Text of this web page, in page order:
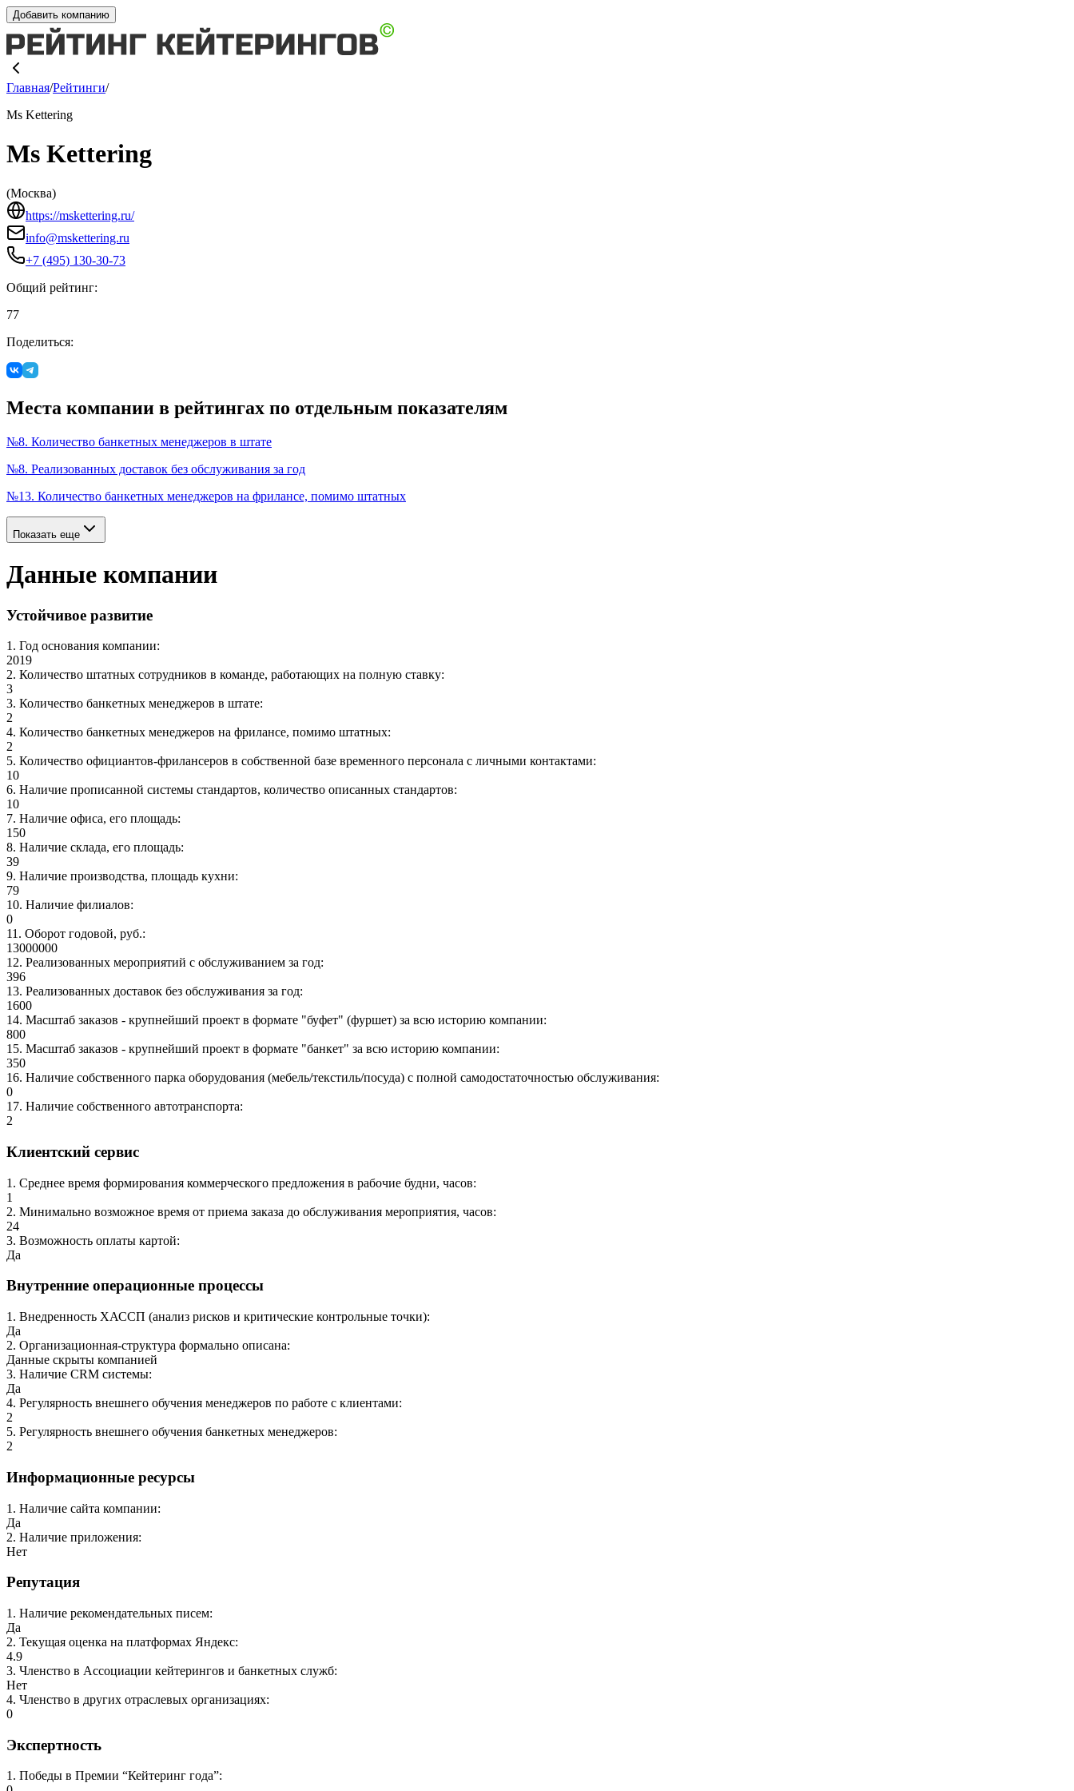
Добавить компанию
Главная/Рейтинги/
Ms Kettering
Ms Kettering
(Москва)
https://mskettering.ru/
info@mskettering.ru
+7 (495) 130-30-73
Общий рейтинг:
77
Поделиться:
Места компании в рейтингах по отдельным показателям
№8. Количество банкетных менеджеров в штате
№8. Реализованных доставок без обслуживания за год
№13. Количество банкетных менеджеров на фрилансе, помимо штатных
Показать еще
Данные компании
Устойчивое развитие
1 . Год основания компании:
2019
2. Количество штатных сотрудников в команде, работающих на полную ставку:
3
3. Количество банкетных менеджеров в штате:
2
4. Количество банкетных менеджеров на фрилансе, помимо штатных:
2
5. Количество официантов-фрилансеров в собственной базе временного персонала с личными контактами:
10
6. Наличие прописанной системы стандартов, количество описанных стандартов:
10
7. Наличие офиса, его площадь:
150
8. Наличие склада, его площадь:
39
9. Наличие производства, площадь кухни:
79
10. Наличие филиалов:
0
11 . Оборот годовой, руб.:
13000000
12. Реализованных мероприятий с обслуживанием за год:
396
13. Реализованных доставок без обслуживания за год:
1600
14. Масштаб заказов - крупнейший проект в формате "буфет" (фуршет) за всю историю компании:
800
15. Масштаб заказов - крупнейший проект в формате "банкет" за всю историю компании:
350
16. Наличие собственного парка оборудования (мебель/текстиль/посуда) с полной самодостаточностью обслуживания:
0
17. Наличие собственного автотранспорта:
2
Клиентский сервис
1 . Среднее время формирования коммерческого предложения в рабочие будни, часов:
1
2. Минимально возможное время от приема заказа до обслуживания мероприятия, часов:
24
3. Возможность оплаты картой:
Да
Внутренние операционные процессы
1 . Внедренность ХАССП (анализ рисков и критические контрольные точки):
Да
2. Организационная-структура формально описана:
Данные скрыты компанией
3. Наличие CRM системы:
Да
4. Регулярность внешнего обучения менеджеров по работе с клиентами:
2
5. Регулярность внешнего обучения банкетных менеджеров:
2
Информационные ресурсы
1 . Наличие сайта компании:
Да
2. Наличие приложения:
Нет
Репутация
1 . Наличие рекомендательных писем:
Да
2. Текущая оценка на платформах Яндекс:
4.9
3. Членство в Ассоциации кейтерингов и банкетных служб:
Нет
4. Членство в других отраслевых организациях:
0
Экспертность
1. Победы в Премии “Кейтеринг года”: